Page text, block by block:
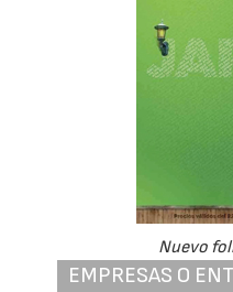
Nuevo
EMPRESAS O